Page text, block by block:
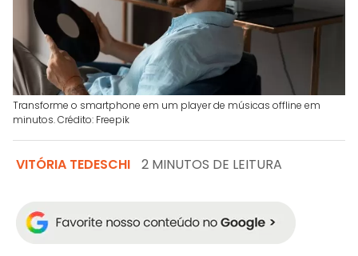
Transforme o smartphone em um player de músicas offline em
minutos. Crédito: Freepik
VITÓRIA TEDESCHI 2 MINUTOS DE LEITURA